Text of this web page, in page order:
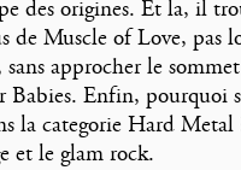
des origines. Et la, il
de Muscle of Love, pas
approcher le
Enfin, pourquoi
la categorie Hard
et le glam rock.